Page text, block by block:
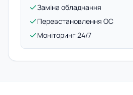
Заміна обладнання
Перевстановлення ОС
Моніторинг 24/7